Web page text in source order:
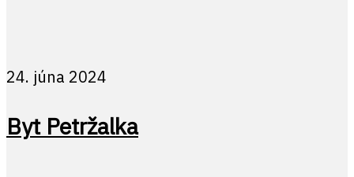
24. júna 2024
Byt Petržalka